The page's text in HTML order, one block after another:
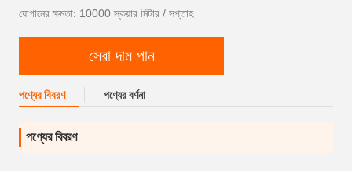
যোগানের ক্ষমতা: 10000 স্কয়ার মিটার / সপ্তাহ
সেরা দাম পান
পণ্যের বিবরণ পণ্যের বর্ণনা
পণ্যের বিবরণ